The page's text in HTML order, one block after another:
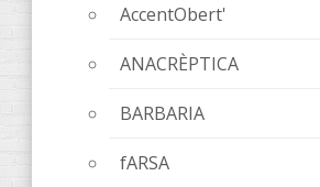
AccentObert'
ANACRÈPTICA
BARBARIA
fARSA